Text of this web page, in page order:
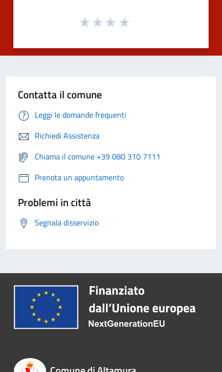
Contatta il comune
Leggi le domande frequenti
Richiedi Assistenza
Chiama il comune +39 080 310 7111
Prenota un appuntamento
Problemi in città
Segnala disservizio